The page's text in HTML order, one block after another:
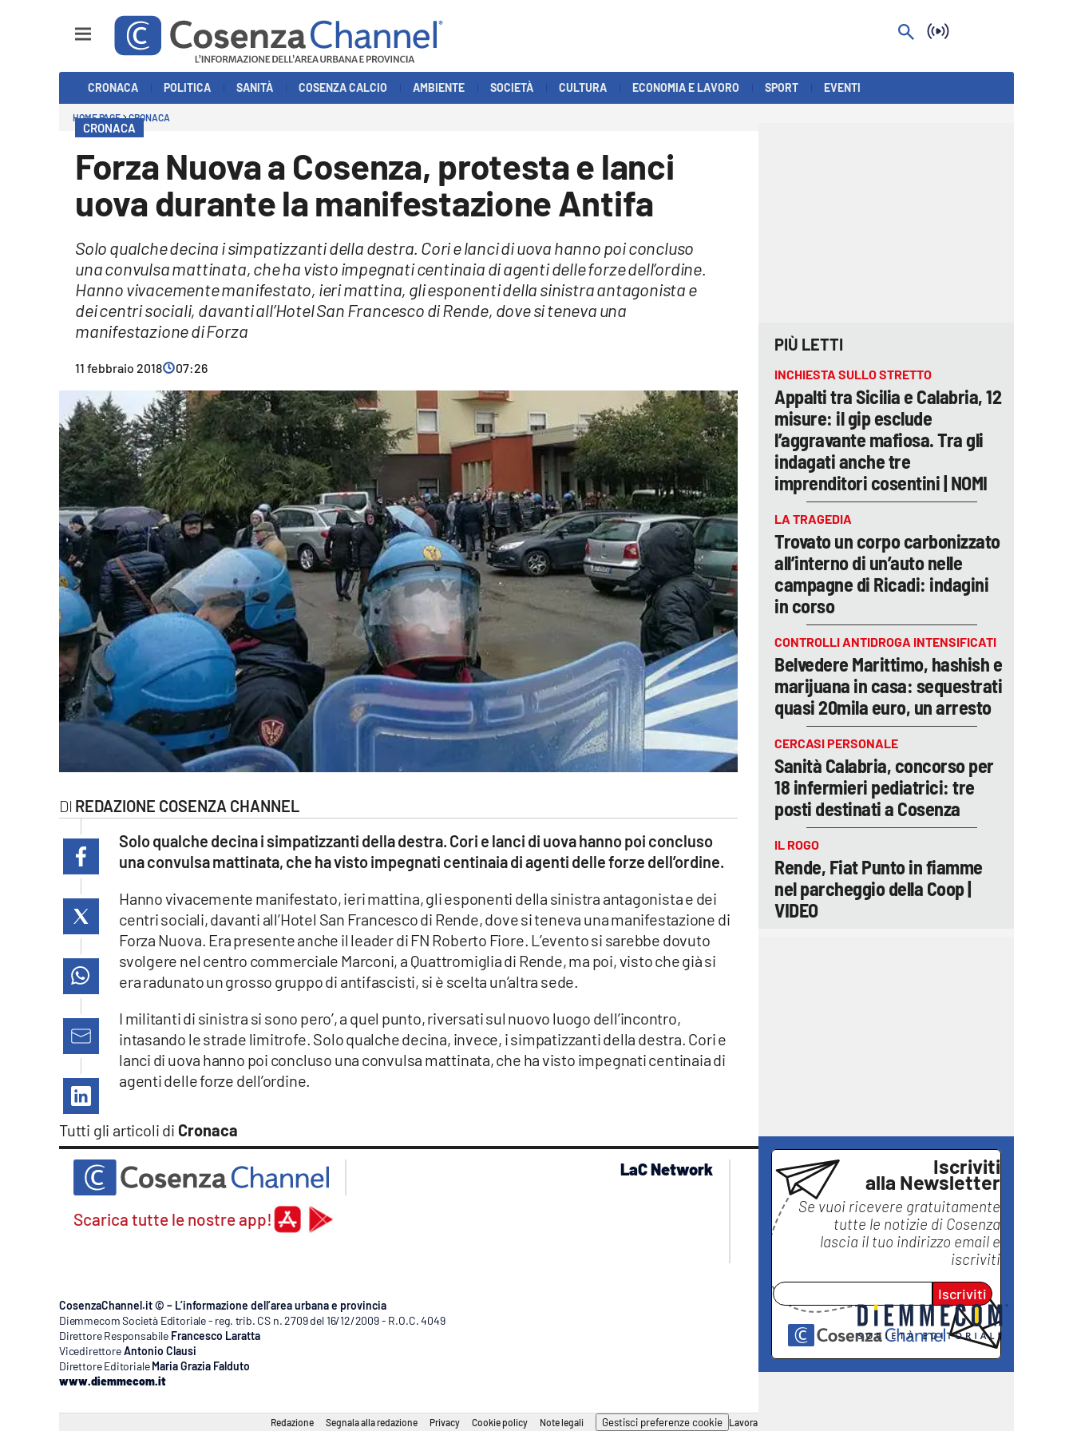
Economia e Lavoro
Streaming
Lac Network
lacitymag.it
cosenzachannel.it
catanzarochannel.it
lacapitalenews.it
Vai
CRONACA POLITICA SANITÀ COSENZA CALCIO AMBIENTE SOCIETÀ CULTURA ECONOMIA E LAVORO SPORT EVENTI
HOME PAGE CRONACA
CRONACA
Forza Nuova a Cosenza, protesta e lanci
uova durante la manifestazione Antifa
Solo qualche decina i simpatizzanti della destra. Cori e lanci di uova hanno poi concluso
una convulsa mattinata, che ha visto impegnati centinaia di agenti delle forze dell’ordine.
Hanno vivacemente manifestato, ieri mattina, gli esponenti della sinistra antagonista e
dei centri sociali, davanti all’Hotel San Francesco di Rende, dove si teneva una
manifestazione di Forza
11 febbraio 2018 07:26
REDAZIONE COSENZA CHANNEL
Tutti gli articoli di Cronaca
Solo qualche decina i simpatizzanti della destra. Cori e lanci di uova hanno poi concluso
una convulsa mattinata, che ha visto impegnati centinaia di agenti delle forze dell’ordine.
Hanno vivacemente manifestato, ieri mattina, gli esponenti della sinistra antagonista e dei
centri sociali, davanti all’Hotel San Francesco di Rende, dove si teneva una manifestazione di
Forza Nuova. Era presente anche il leader di FN Roberto Fiore. L’evento si sarebbe dovuto
svolgere nel centro commerciale Marconi, a Quattromiglia di Rende, ma poi, visto che già si
era radunato un grosso gruppo di antifascisti, si è scelta un’altra sede.
I militanti di sinistra si sono pero’, a quel punto, riversati sul nuovo luogo dell’incontro,
intasando le strade limitrofe. Solo qualche decina, invece, i simpatizzanti della destra. Cori e
lanci di uova hanno poi concluso una convulsa mattinata, che ha visto impegnati centinaia di
agenti delle forze dell’ordine.
PIÙ LETTI
INCHIESTA SULLO STRETTO
Appalti tra Sicilia e Calabria, 12
misure: il gip esclude
l’aggravante mafiosa. Tra gli
indagati anche tre
imprenditori cosentini | NOMI
LA TRAGEDIA
Trovato un corpo carbonizzato
all’interno di un’auto nelle
campagne di Ricadi: indagini
in corso
CONTROLLI ANTIDROGA INTENSIFICATI
Belvedere Marittimo, hashish e
marijuana in casa: sequestrati
quasi 20mila euro, un arresto
CERCASI PERSONALE
Sanità Calabria, concorso per
18 infermieri pediatrici: tre
posti destinati a Cosenza
IL ROGO
Rende, Fiat Punto in fiamme
nel parcheggio della Coop |
VIDEO
Iscriviti
alla Newsletter
Se vuoi ricevere gratuitamente
tutte le notizie di Cosenza
lascia il tuo indirizzo email e
iscriviti
Iscriviti
Scarica tutte le nostre app!
LaC Network
lacplay.it
lactv.it
laconair.it
lacitymag.it
lacapitalenews.it
ilreggino.it
ilvibonese.it
catanzarochannel.it
CosenzaChannel.it © – L’informazione dell’area urbana e provincia
Diemmecom Società Editoriale - reg. trib. CS n. 2709 del 16/12/2009 - R.O.C. 4049
Direttore Responsabile Francesco Laratta
VicedirettoreAntonio Clausi
Direttore Editoriale Maria Grazia Falduto
www.diemmecom.it
Redazione Segnala alla redazione Privacy Cookie policy Note legali Gestisci preferenze cookie Lavora con noi